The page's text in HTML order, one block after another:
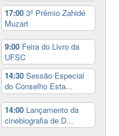
17:003º Prêmio Zahidé
Muzart
9:00 Feira do Livro da
UFSC
14:30Sessão Especial
do Conselho Esta...
14:00 Lançamento da
cinebiografia de D...